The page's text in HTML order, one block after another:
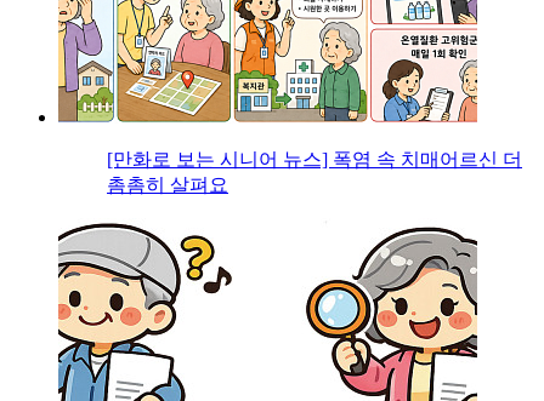
[만화로 보는 시니어 뉴스] 폭염 속 치매어르신 더
촘촘히 살펴요